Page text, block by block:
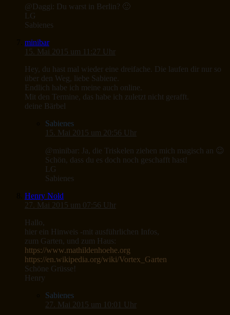
@Daggi: Du warst in Berlin? 🙂
LG
Sabienes
minibar
15. Mai 2015 um 11:27 Uhr
Hey, du hast mal wieder eine dreifache. Die laufen dir nur so
über den Weg, liebe Sabiene.
Endlich habe ich meine auch online.
Mit den Termine, das habe ich zuletzt nicht gerafft.
deine Bärbel
Sabienes
15. Mai 2015 um 20:56 Uhr
@minibar: Ja, die Triskelen ziehen mich magisch an 😉
Schön, dass du es doch noch geschafft hast!
LG
Sabienes
Henry Nold
27. Mai 2015 um 07:56 Uhr
Hallo,
hier ein Hinweis -mit ausführlichen Infos,
zum Garten, und zum Haus:
https://www.mathildenhoehe.org
https://en.wikipedia.org/wiki/Vortex_Garten
Schöne Grüsse!
Henry
Sabienes
27. Mai 2015 um 10:01 Uhr